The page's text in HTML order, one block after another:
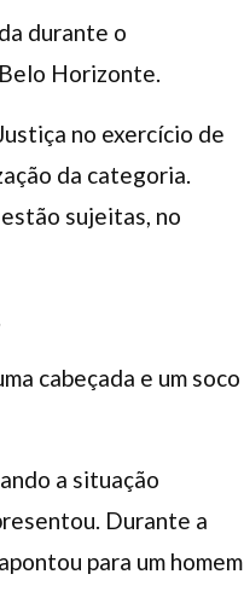
durante o
Horizonte.
no exercício de
da categoria.
sujeitas, no
cabeçada e um soco
a situação
Durante a
para um homem